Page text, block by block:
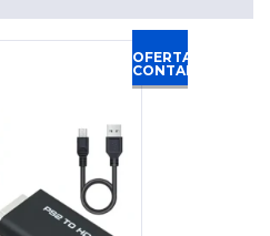
OFERTA
CONTADO